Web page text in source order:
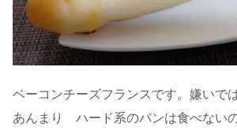
ベーコンチーズフランスです。嫌いで
あんまり ハード系のパンは食べない